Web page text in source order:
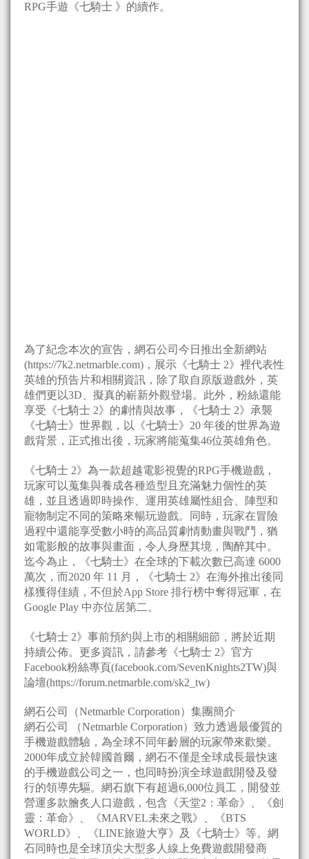
RPG手遊《七騎士 》的續作。
為了紀念本次的宣告，網石公司今日推出全新網站
(https://7k2.netmarble.com)，展示《七騎士 2》裡代表性
英雄的預告片和相關資訊，除了取自原版遊戲外，英
雄們更以3D、擬真的嶄新外觀登場。此外，粉絲還能
享受《七騎士 2》的劇情與故事，《七騎士 2》承襲
《七騎士》世界觀，以《七騎士》20 年後的世界為遊
戲背景，正式推出後，玩家將能蒐集46位英雄角色。
《七騎士 2》為一款超越電影視覺的RPG手機遊戲，
玩家可以蒐集與養成各種造型且充滿魅力個性的英
雄，並且透過即時操作、運用英雄屬性組合、陣型和
寵物制定不同的策略來暢玩遊戲。同時，玩家在冒險
過程中還能享受數小時的高品質劇情動畫與戰鬥，猶
如電影般的故事與畫面，令人身歷其境，陶醉其中。
迄今為止，《七騎士》在全球的下載次數已高達 6000
萬次，而2020 年 11 月，《七騎士 2》在海外推出後同
樣獲得佳績，不但於App Store 排行榜中奪得冠軍，在
Google Play 中亦位居第二。
《七騎士 2》事前預約與上市的相關細節，將於近期
持續公佈。更多資訊，請參考《七騎士 2》官方
Facebook粉絲專頁(facebook.com/SevenKnights2TW)與
論壇(https://forum.netmarble.com/sk2_tw)
網石公司（Netmarble Corporation）集團簡介
網石公司 （Netmarble Corporation）致力透過最優質的
手機遊戲體驗，為全球不同年齡層的玩家帶來歡樂。
2000年成立於韓國首爾，網石不僅是全球成長最快速
的手機遊戲公司之一，也同時扮演全球遊戲開發及發
行的領導先驅。網石旗下有超過6,000位員工，開發並
營運多款膾炙人口遊戲，包含《天堂2：革命》、《劍
靈：革命》、《MARVEL未來之戰》、《BTS
WORLD》、《LINE旅遊大亨》及《七騎士》等。網
石同時也是全球頂尖大型多人線上免費遊戲開發商